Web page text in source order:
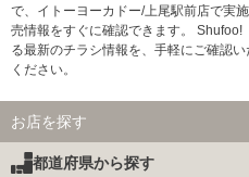
で、イトーヨーカドー/上尾駅前店で実
売情報をすぐに確認できます。 Shufoo!
る最新のチラシ情報を、手軽にご確認
ください。
お店を探す
都道府県から探す